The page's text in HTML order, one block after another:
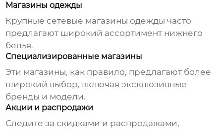
Магазины одежды
Крупные сетевые магазины одежды часто
предлагают широкий ассортимент нижнего
белья.
Специализированные магазины
Эти магазины, как правило, предлагают более
широкий выбор, включая эксклюзивные
бренды и модели.
Акции и распродажи
Следите за скидками и распродажами,